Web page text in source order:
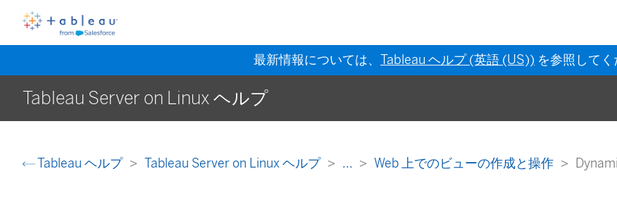
最新情報については、 Tableau ヘルプ (英語 (US)) を参照してく
Tableau Server on Linux ヘルプ
Tableau ヘルプ Tableau Server on Linux ヘルプ ... Web 上でのビューの作成と操作